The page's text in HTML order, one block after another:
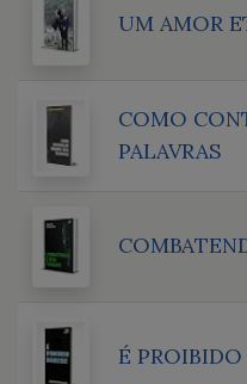
UM AMOR
COMO
PALAVRAS
É